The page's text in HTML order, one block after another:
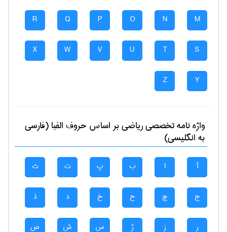
M
N
O
P
Q
R
S
T
U
V
W
X
Y
Z
واژه نامه تخصصیرياضیبر اساس حروف الفبا (فارسی
به انگلیسی)
آ ا ب پ ت ث
ج چ ح خ د ذ
ر ز ژ س ش ص